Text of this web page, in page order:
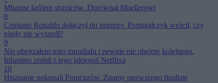
Mbappe królem strzelców. Dorównał Muellerowi
8
Cristiano Ronaldo dołączył do imprezy. Portugalczyk wrócił, czy
nigdy nie wyszedł?
9
Nie obejrzałem tego mundialu i pewnie nie obejrzę kolejnego.
Infantino zrobił z tego jakiegoś Netflixa
10
Hiszpanie pokonali Francuzów. Znamy pierwszego finalistę